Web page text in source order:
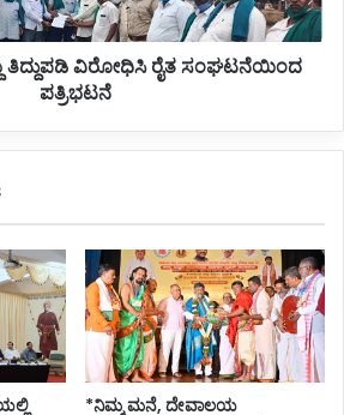
ತಿದ್ದುಪಡಿ ವಿರೋಧಿಸಿ ರೈತ ಸಂಘಟನೆಯಿಂದ
ಪತ್ರಿಭಟನೆ
*ನಿಮ್ಮ ಮನೆ, ದೇವಾಲಯ